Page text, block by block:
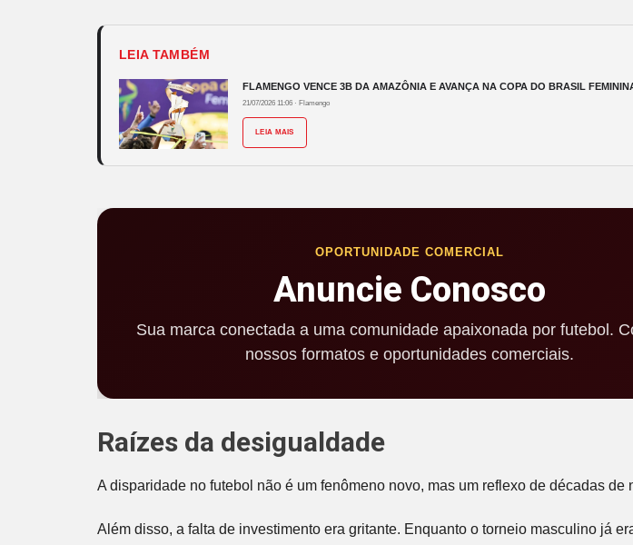
LEIA TAMBÉM
FLAMENGO VENCE 3B DA AMAZÔNIA E AVANÇA NA COPA DO BRASIL
21/07/2026 11:06 · Flamengo
LEIA MAIS
OPORTUNIDADE COMERCIAL
Anuncie Conosco
Sua marca conectada a uma comunidade apaixonada por futebol.
nossos formatos e oportunidades comerciais.
Raízes da desigualdade
A disparidade no futebol não é um fenômeno novo, mas um reflexo de décadas
Além disso, a falta de investimento era gritante. Enquanto o torneio masculino já